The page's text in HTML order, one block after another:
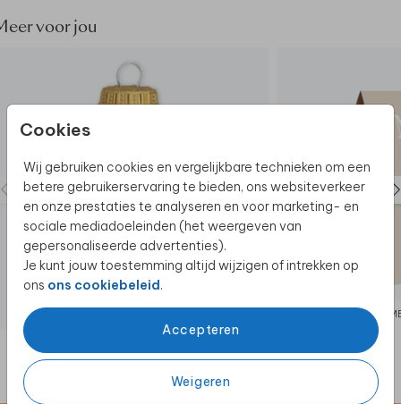
Cookies
Wij gebruiken cookies en vergelijkbare technieken om een
betere gebruikerservaring te bieden, ons websiteverkeer
en onze prestaties te analyseren en voor marketing- en
sociale mediadoeleinden (het weergeven van
gepersonaliseerde advertenties).
Je kunt jouw toestemming altijd wijzigen of intrekken op
ons ons cookiebeleid.
Accepteren
Weigeren
- Formaat groot / vierkant : 30 x 30 cm
- Materiaal: linnen kaft
voor jou